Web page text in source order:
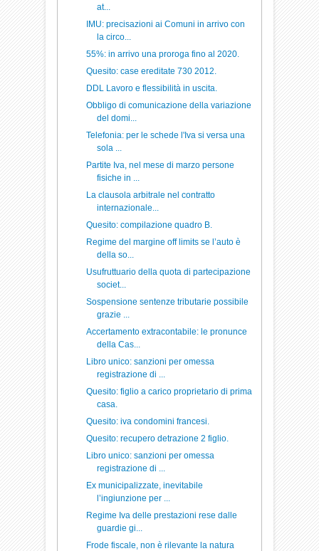
at...
IMU: precisazioni ai Comuni in arrivo con
la circo...
55%: in arrivo una proroga fino al 2020.
Quesito: case ereditate 730 2012.
DDL Lavoro e flessibilità in uscita.
Obbligo di comunicazione della variazione
del domi...
Telefonia: per le schede l'Iva si versa una
sola ...
Partite Iva, nel mese di marzo persone
fisiche in ...
La clausola arbitrale nel contratto
internazionale...
Quesito: compilazione quadro B.
Regime del margine off limits se l’auto è
della so...
Usufruttuario della quota di partecipazione
societ...
Sospensione sentenze tributarie possibile
grazie ...
Accertamento extracontabile: le pronunce
della Cas...
Libro unico: sanzioni per omessa
registrazione di ...
Quesito: figlio a carico proprietario di prima
casa.
Quesito: iva condomini francesi.
Quesito: recupero detrazione 2 figlio.
Libro unico: sanzioni per omessa
registrazione di ...
Ex municipalizzate, inevitabile
l’ingiunzione per ...
Regime Iva delle prestazioni rese dalle
guardie gi...
Frode fiscale, non è rilevante la natura